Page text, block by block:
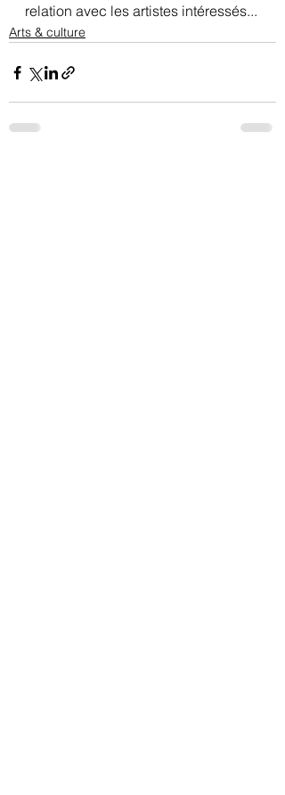
relation avec les artistes intéressés...
Arts & culture